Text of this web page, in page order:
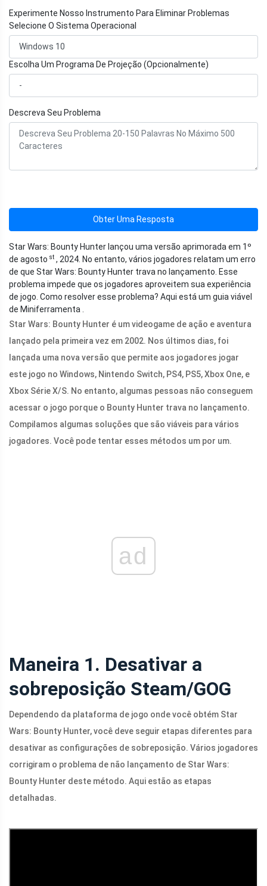
Experimente Nosso Instrumento Para Eliminar Problemas
Selecione O Sistema Operacional
Escolha Um Programa De Projeção (Opcionalmente)
Descreva Seu Problema
Obter Uma Resposta
Star Wars: Bounty Hunter lançou uma versão aprimorada em 1º
de agosto st , 2024. No entanto, vários jogadores relatam um erro
de que Star Wars: Bounty Hunter trava no lançamento. Esse
problema impede que os jogadores aproveitem sua experiência
de jogo. Como resolver esse problema? Aqui está um guia viável
de Miniferramenta .
Star Wars: Bounty Hunter é um videogame de ação e aventura
lançado pela primeira vez em 2002. Nos últimos dias, foi
lançada uma nova versão que permite aos jogadores jogar
este jogo no Windows, Nintendo Switch, PS4, PS5, Xbox One, e
Xbox Série X/S. No entanto, algumas pessoas não conseguem
acessar o jogo porque o Bounty Hunter trava no lançamento.
Compilamos algumas soluções que são viáveis ​​para vários
jogadores. Você pode tentar esses métodos um por um.
ad
Maneira 1. Desativar a
sobreposição Steam/GOG
Dependendo da plataforma de jogo onde você obtém Star
Wars: Bounty Hunter, você deve seguir etapas diferentes para
desativar as configurações de sobreposição. Vários jogadores
corrigiram o problema de não lançamento de Star Wars:
Bounty Hunter deste método. Aqui estão as etapas
detalhadas.